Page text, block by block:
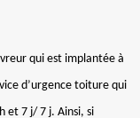
qui est implantée à
d’urgence toiture qui
et 7 j/ 7 j. Ainsi, si